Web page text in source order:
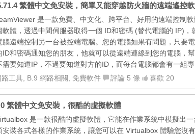
繁體中文免安裝，簡單又能穿越防火牆的遠端遙控
是一款免費、中文化、跨平台、好用的遠端控制
軟體，透過中間伺服器取得一個 ID和密碼 (替代電腦的 IP)，
腦遠端控制另一台被控端電腦。您的電腦如果有問題，只要
ID和密碼通知您的朋友，他就可以從遠端連線到您的電腦，
需要知道IP，不過要知道對方的ID，而每台電腦都會有一組專
路工具 B.9 網路相關 免費軟件 評論 5 條 喜歡 20
繁體中文免安裝，很酷的虛擬軟體
是一款很酷的虛擬軟體，它能在作業系統中模擬出
安裝各式各樣的作業系統，讓您可以在 Virtualbox 體驗您沒